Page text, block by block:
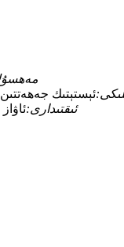
ئېستېتىك
ئىقتىدارى: